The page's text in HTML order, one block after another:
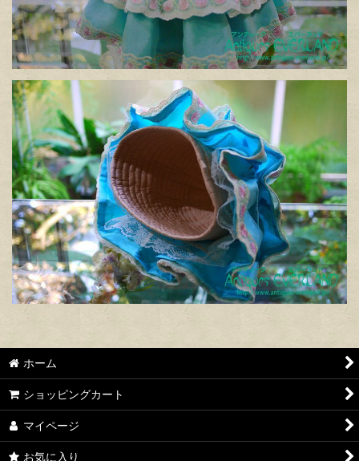
ホーム
ショッピングカート
マイページ
お気に入り